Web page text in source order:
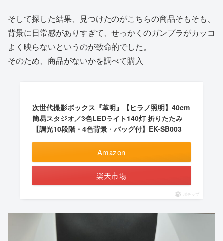
そして探した結果、見つけたのがこちらの商品そもそも、
背景に日常感がありすぎて、せっかくのガンプラがカッコ
よく映らないというのが致命的でした。
そのため、商品がないかを調べて購入
次世代撮影ボックス『革明』【ヒラノ照明】40cm
簡易スタジオ／3色LEDライト140灯 折りたたみ
【調光10段階・4色背景・バッグ付】EK-SB003
Amazon
楽天市場
ポチップ